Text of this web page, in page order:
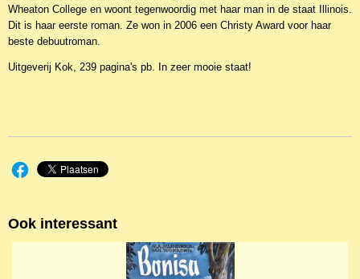
Wheaton College en woont tegenwoordig met haar man in de staat Illinois.
Dit is haar eerste roman. Ze won in 2006 een Christy Award voor haar
beste debuutroman.
Uitgeverij Kok, 239 pagina's pb. In zeer mooie staat!
Ook interessant